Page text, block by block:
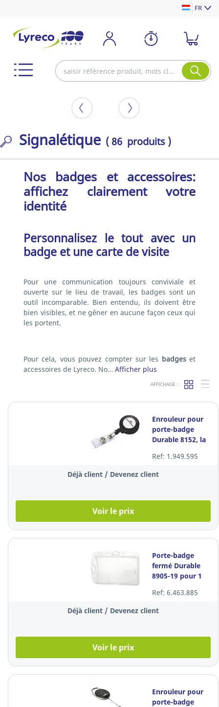
FR
Signalétique ( 86 produits )
Nos badges et accessoires:
affichez clairement votre
identité
Personnalisez le tout avec un
badge et une carte de visite
Pour une communication toujours conviviale et
ouverte sur le lieu de travail, les badges sont un
outil incomparable. Bien entendu, ils doivent être
bien visibles, et ne gêner en aucune façon ceux qui
les portent.
Pour cela, vous pouvez compter sur les badgeset
accessoires de Lyreco. No… Afficher plus
AFFICHAGE :
Enrouleur pour
porte-badge
Durable 8152, la
Ref: 1.949.595
Déjà client / Devenez client
Voir le prix
Porte-badge
fermé Durable
8905-19 pour 1
de 10
Ref: 6.463.885
Déjà client / Devenez client
Voir le prix
Enrouleur pour
porte-badge